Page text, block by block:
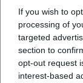
If you wish to
processing of
targeted
section to
opt-out request
interest-based